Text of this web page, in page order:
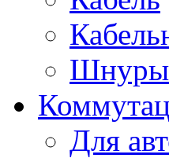
Шнуры
Для